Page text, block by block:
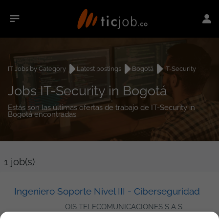
IT Jobs by Category Latest postings Bogotá IT-Security
Jobs IT-Security in Bogotá
Estás son las últimas ofertas de trabajo de IT-Security in
Bogotá encontradas.
1 job(s)
Ingeniero Soporte Nivel III - Ciberseguridad
OIS TELECOMUNICACIONES S A S